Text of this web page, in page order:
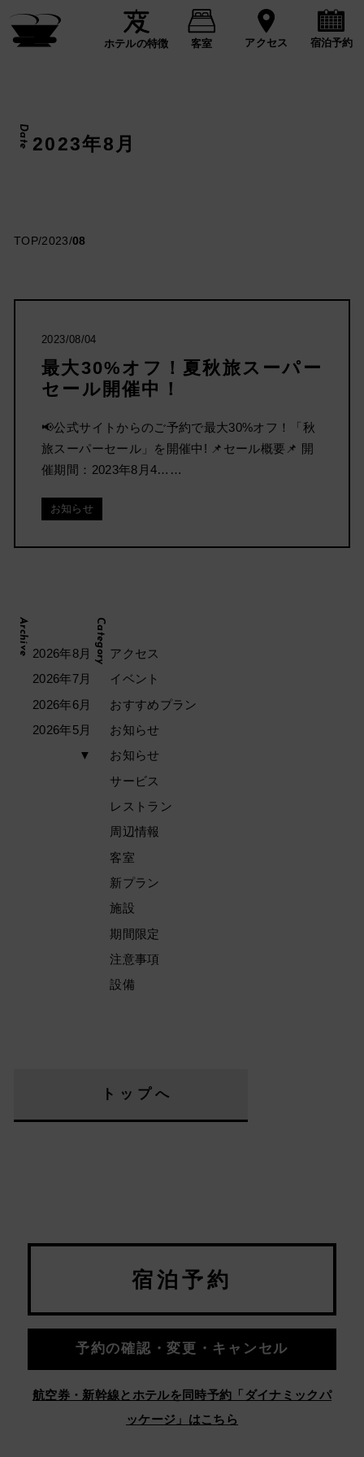
ホテルの特徴 客室 アクセス 宿泊予約
Date 2023年8月
TOP/2023/08
2023/08/04
最大30%オフ！夏秋旅スーパー
セール開催中！
📢公式サイトからのご予約で最大30%オフ！「秋
旅スーパーセール」を開催中! 📌セール概要📌 開
催期間：2023年8月4……
お知らせ
Archive 2026年8月
2026年7月
2026年6月
2026年5月
▼
Category アクセス
イベント
おすすめプラン
お知らせ
お知らせ
サービス
レストラン
周辺情報
客室
新プラン
施設
期間限定
注意事項
設備
トップへ
宿泊予約
予約の確認・変更・キャンセル
航空券・新幹線とホテルを同時予約「ダイナミックパ
ッケージ」はこちら